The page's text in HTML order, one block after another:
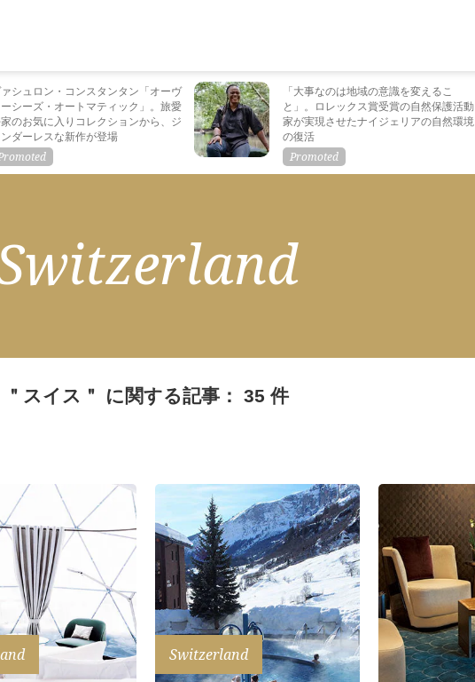
シュロン・コンスタンタン「オーヴ
ーシーズ・オートマティック」。旅愛
のお気に入りコレクションから、ジ
ンダーレスな新作が登場
「大事なのは地域の意識を変えるこ
と」。ロレックス賞受賞の自然保護活動
家が実現させたナイジェリアの自然環境
の復活
＂スイス＂ に関する記事： 35 件
Switzerland